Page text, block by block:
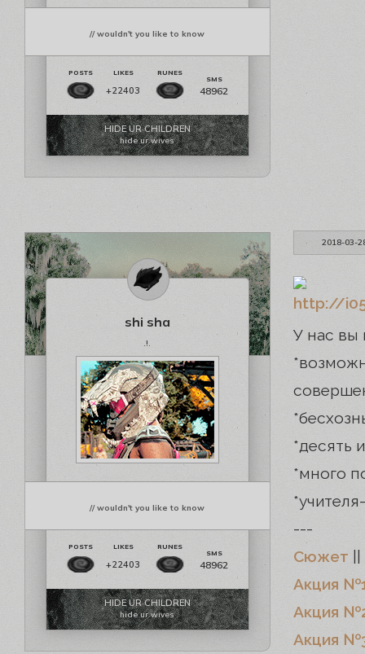
// wouldn't you like to know
+22403 48962
HIDE UR CHILDREN
hide ur wives
2018-03-
shi sha
.!.
// wouldn't you like to know
+22403 48962
HIDE UR CHILDREN
hide ur wives
У нас вы
*десять
*много
---
Сюжет
Акция
Акция
Акция